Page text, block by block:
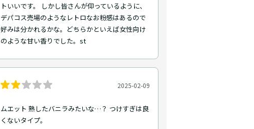
トいいです。 しかし皆さんが仰っているように、
デパコス売場のようなレトロなお粉感はあるので
好みは分かれるかな。どちらかといえば女性向け
のような甘い香りでした。st
2025-02-09
ムエット 熟したバニラみたいな…？ つけすぎは良
くないタイプ。